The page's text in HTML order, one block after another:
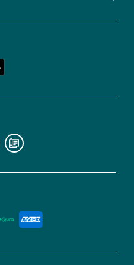
de
en
cualquier
Para
información,
puedes
de
privacidad</2>.